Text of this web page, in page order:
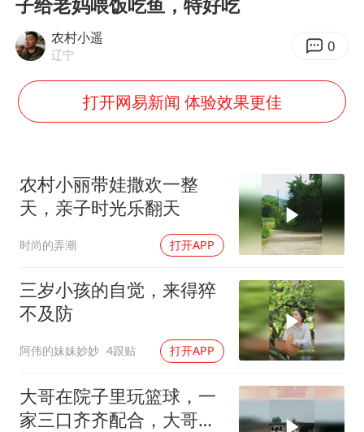
河南：领导干部要带头休假
男子出狱前8天被改判死缓
华为新款折叠屏电脑24999元起
坚持党全面领导和党中央集中统一领导
子给老妈喂饭吃鱼，特好吃
农村小遥
辽宁 0
打开网易新闻 体验效果更佳
农村小丽带娃撒欢一整
天，亲子时光乐翻天
时尚的弄潮 打开APP
三岁小孩的自觉，来得猝
不及防
阿伟的妹妹妙妙 4跟贴 打开APP
大哥在院子里玩篮球，一
家三口齐齐配合，大哥玩